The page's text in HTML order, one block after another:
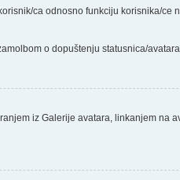
ca odnosno funkciju korisnika/ce
o dopuštenju statusnica/
iz Galerije avatara, linkanjem na